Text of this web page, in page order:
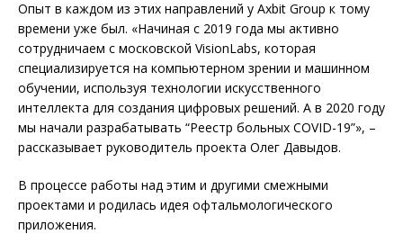
Опыт в каждом из этих направлений у Axbit Group к тому
времени уже был. «Начиная с 2019 года мы активно
сотрудничаем с московской VisionLabs, которая
специализируется на компьютерном зрении и машинном
обучении, используя технологии искусственного
интеллекта для создания цифровых решений. А в 2020 году
мы начали разрабатывать “Реестр больных COVID-19”», –
рассказывает руководитель проекта Олег Давыдов.
В процессе работы над этим и другими смежными
проектами и родилась идея офтальмологического
приложения.